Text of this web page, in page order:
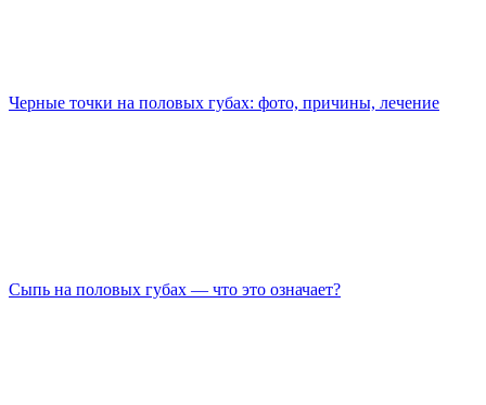
Черные точки на половых губах: фото, причины, лечение
Сыпь на половых губах — что это означает?